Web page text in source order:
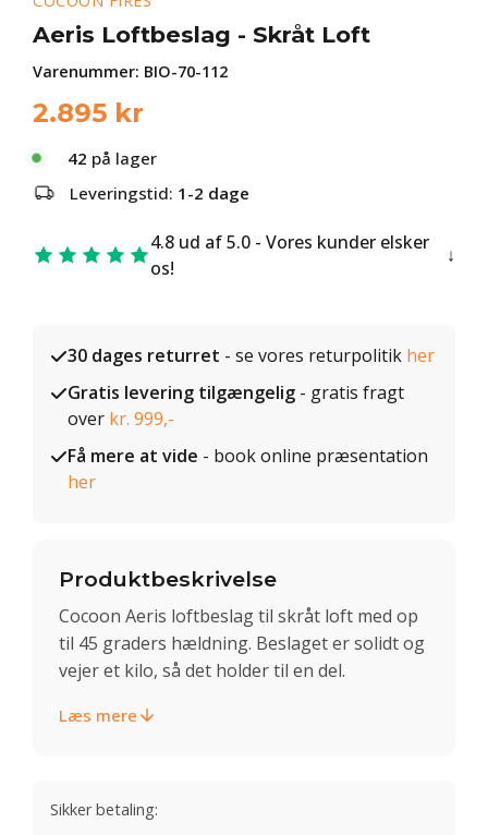
Aeris Loftbeslag - Skråt Loft
Varenummer: BIO-70-112
2.895 kr
42 på lager
Leveringstid: 1-2 dage
4.8 ud af 5.0 - Vores kunder elsker
os!
30 dages returret - se vores returpolitik her
Gratis levering tilgængelig - gratis fragt
over kr. 999,-
Få mere at vide - book online præsentation
her
Produktbeskrivelse
Cocoon Aeris loftbeslag til skråt loft med op
til 45 graders hældning. Beslaget er solidt og
vejer et kilo, så det holder til en del.
Læs mere
Sikker betaling: